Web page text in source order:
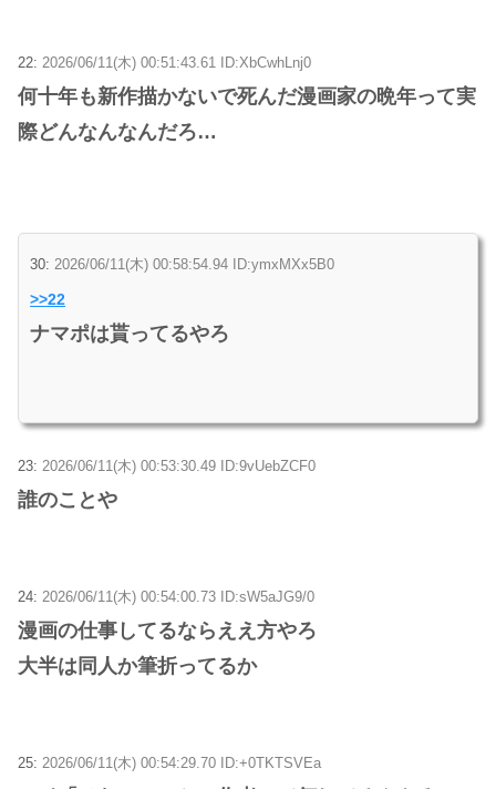
22: 2026/06/11(木) 00:51:43.61 ID:XbCwhLnj0
何十年も新作描かないで死んだ漫画家の晩年って実
際どんなんなんだろ…
30: 2026/06/11(木) 00:58:54.94 ID:ymxMXx5B0
>>22
ナマポは貰ってるやろ
23: 2026/06/11(木) 00:53:30.49 ID:9vUebZCF0
誰のことや
24: 2026/06/11(木) 00:54:00.73 ID:sW5aJG9/0
漫画の仕事してるならええ方やろ
大半は同人か筆折ってるか
25: 2026/06/11(木) 00:54:29.70 ID:+0TKTSVEa